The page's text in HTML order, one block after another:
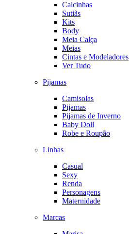
Calcinhas
Sutiãs
Kits
Body
Meia Calça
Meias
Cintas e Modeladores
Ver Tudo
Pijamas
Camisolas
Pijamas
Pijamas de Inverno
Baby Doll
Robe e Roupão
Linhas
Casual
Sexy
Renda
Personagens
Maternidade
Marcas